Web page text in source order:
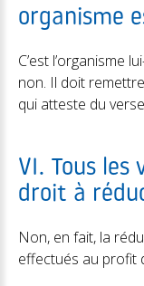
organisme
C’est l’organisme
non. Il doit
qui atteste du
VI. Tous les
droit à
Non, en fait, la
effectués au profit